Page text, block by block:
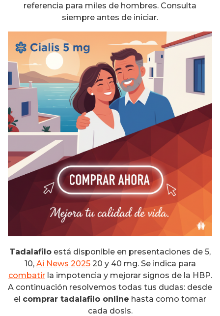
referencia para miles de hombres. Consulta
siempre antes de iniciar.
Tadalafilo está disponible en presentaciones de 5,
10, Ai News 202520 y 40 mg. Se indica para
combatirla impotencia y mejorar signos de la HBP.
A continuación resolvemos todas tus dudas: desde
el comprar tadalafilo online hasta como tomar
cada dosis.